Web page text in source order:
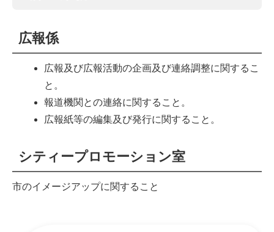
広報係
広報及び広報活動の企画及び連絡調整に関するこ
と。
報道機関との連絡に関すること。
広報紙等の編集及び発行に関すること。
シティープロモーション室
市のイメージアップに関すること